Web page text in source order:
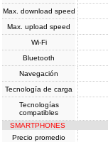
Max. download speed
Max. upload speed
Wi-Fi
Bluetooth
Navegación
Tecnología de carga
Tecnologías
compatibles
SMARTPHONES
Precio promedio